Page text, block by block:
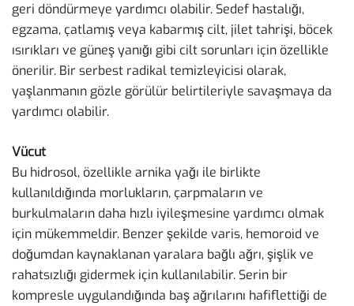
geri döndürmeye yardımcı olabilir. Sedef hastalığı,
egzama, çatlamış veya kabarmış cilt, jilet tahrişi, böcek
ısırıkları ve güneş yanığı gibi cilt sorunları için özellikle
önerilir. Bir serbest radikal temizleyicisi olarak,
yaşlanmanın gözle görülür belirtileriyle savaşmaya da
yardımcı olabilir.
Vücut
Bu hidrosol, özellikle arnika yağı ile birlikte
kullanıldığında morlukların, çarpmaların ve
burkulmaların daha hızlı iyileşmesine yardımcı olmak
için mükemmeldir. Benzer şekilde varis, hemoroid ve
doğumdan kaynaklanan yaralara bağlı ağrı, şişlik ve
rahatsızlığı gidermek için kullanılabilir. Serin bir
kompresle uygulandığında baş ağrılarını hafiflettiği de